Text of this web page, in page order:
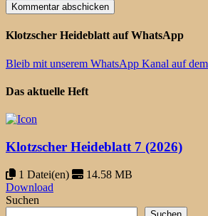
Klotzscher Heideblatt auf WhatsApp
Bleib mit unserem WhatsApp Kanal auf
Das aktuelle Heft
Klotzscher Heideblatt 7 (2026)
1 Datei(en)
14.58 MB
Download
Suchen